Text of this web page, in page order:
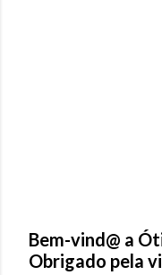
P
Bem-vind@ a
Obrigado pela